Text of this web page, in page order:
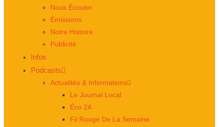
Nous Écouter
Émissions
Notre Histoire
Publicité
Infos
Podcasts
Actualités & Informations
Le Journal Local
Éco 24
Fil Rouge De La Semaine